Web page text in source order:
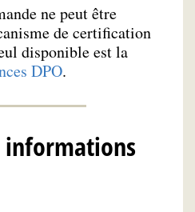
ne peut être
de certification
disponible est la
DPO.
informations